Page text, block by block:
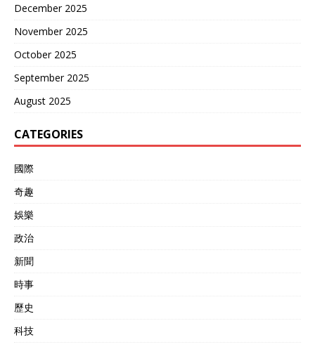
December 2025
November 2025
October 2025
September 2025
August 2025
CATEGORIES
國際
奇趣
娛樂
政治
新聞
時事
歷史
科技